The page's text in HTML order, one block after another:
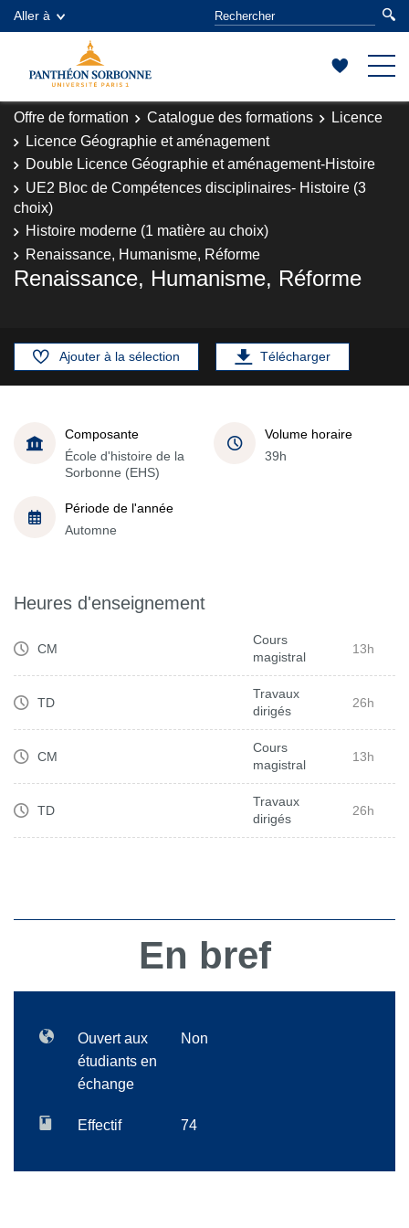
Aller à
Offre de formation Catalogue des formations
Licence
Licence Géographie et aménagement
Double Licence Géographie et aménagement-Histoire
UE2 Bloc de Compétences disciplinaires- Histoire (3
choix)
Histoire moderne (1 matière au choix)
Renaissance, Humanisme, Réforme
Renaissance, Humanisme, Réforme
Ajouter à la sélection Télécharger
Composante
École d'histoire de la
Sorbonne (EHS)
Volume horaire
39h
Période de l'année
Automne
Heures d'enseignement
CM
Cours
magistral
13h
TD
Travaux
dirigés
26h
CM
Cours
magistral
13h
TD
Travaux
dirigés
26h
En bref
Ouvert aux
étudiants en
échange
Non
Effectif 74